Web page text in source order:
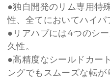
●独自開発のリム専用特
性、全てにおいてハイパ
●リアハブには4つのシ
久性。
●高精度なシールドカー
ングでもスムーズな転が